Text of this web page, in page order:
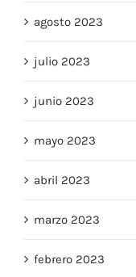
agosto 2023
julio 2023
junio 2023
mayo 2023
abril 2023
marzo 2023
febrero 2023